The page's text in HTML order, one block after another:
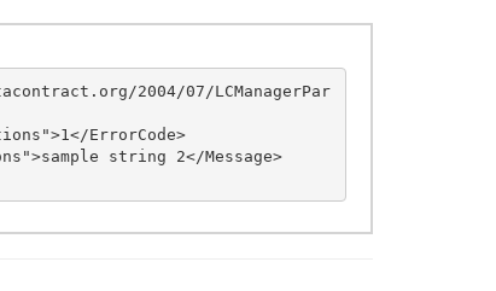
2004/07/LCManagerPar